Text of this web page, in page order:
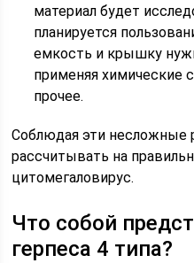
материал будет
планируется
емкость и крышку
применяя химические
прочее.
Соблюдая эти несложные
рассчитывать на
цитомегаловирус.
Что собой
герпеса 4 типа?